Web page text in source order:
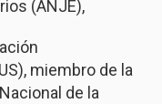
(ANJE),
miembro de la
de la